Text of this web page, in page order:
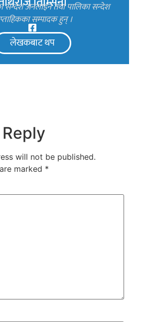
सन्देश अनलाइन तथा पालिका सन्देश
सम्पादक हुन् ।
लेखकबाट थप
will not be published.
marked *